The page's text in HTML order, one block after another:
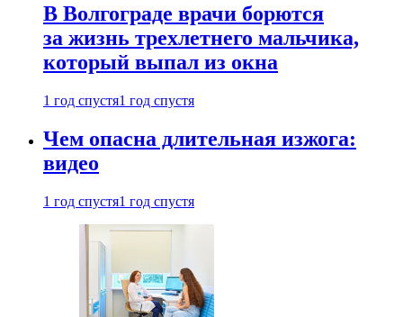
В Волгограде врачи борются
за жизнь трехлетнего мальчика,
который выпал из окна
1 год спустя1 год спустя
Чем опасна длительная изжога:
видео
1 год спустя1 год спустя